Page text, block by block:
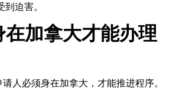
迫害。
加拿大才能办理
人必须身在加拿大，才能推进程序。